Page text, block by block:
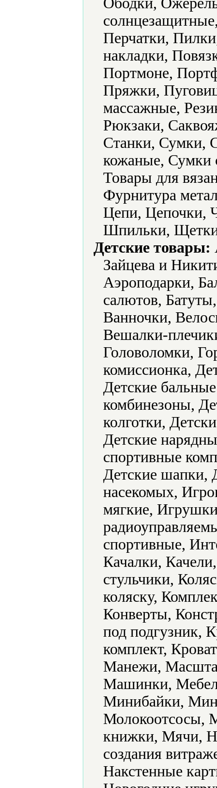
Перчатки,
накладки,
Портмоне,
Пряжки,
массажные,
Рюкзаки,
Станки, Сумки,
кожаные, Сумки
Товары для
Фурнитура
Цепи,
Шпильки,
Детские товары:
Зайцева и
Аэроподарки,
салютов,
Ванночки,
Вешалки-
Головоломки,
комиссионка,
Детские
комбинезоны,
колготки,
Детские
спортивные
Детские шапки,
насекомых,
мягкие,
спортивные,
Качалки,
стульчики,
коляску,
Конверты,
под подгузник,
комплект,
Манежи,
Машинки,
Минибайки,
Молокоотсосы,
книжки, Мячи,
создания
Накстенные